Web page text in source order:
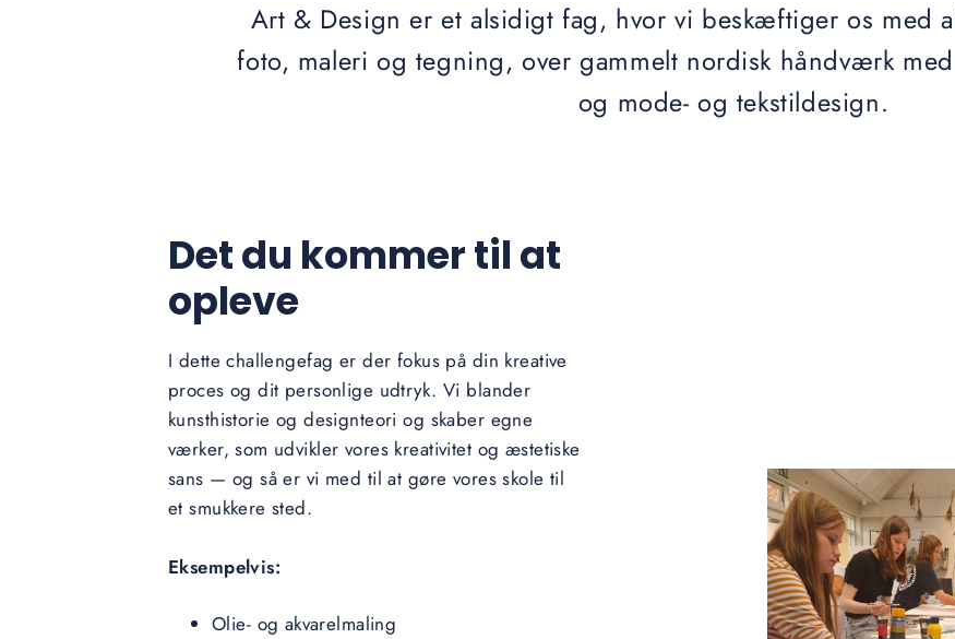
Art & Design er et alsidigt fag, hvor vi beskæftiger os med
foto, maleri og tegning, over gammelt nordisk håndværk
og mode- og tekstildesign.
Det du kommer til at
opleve
I dette challengefag er der fokus på din kreative
proces og dit personlige udtryk. Vi blander
kunsthistorie og designteori og skaber egne
værker, som udvikler vores kreativitet og æstetiske
sans — og så er vi med til at gøre vores skole til
et smukkere sted.
Eksempelvis:
Olie- og akvarelmaling